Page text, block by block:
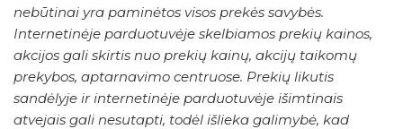
nebūtinai yra paminėtos visos prekės savybės.
Internetinėje parduotuvėje skelbiamos prekių kainos,
akcijos gali skirtis nuo prekių kainų, akcijų taikomų
prekybos, aptarnavimo centruose. Prekių likutis
sandėlyje ir internetinėje parduotuvėje išimtinais
atvejais gali nesutapti, todėl išlieka galimybė, kad